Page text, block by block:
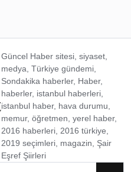
Güncel Haber sitesi, siyaset,
medya, Türkiye gündemi,
Sondakika haberler, Haber,
haberler, istanbul haberleri,
istanbul haber, hava durumu,
memur, öğretmen, yerel haber,
2016 haberleri, 2016 türkiye,
2019 seçimleri, magazin, Şair
Eşref Şiirleri